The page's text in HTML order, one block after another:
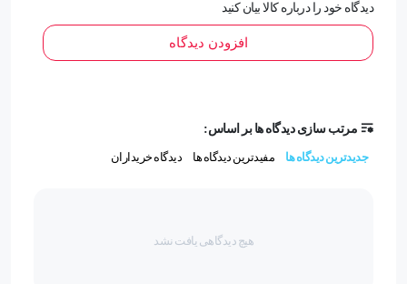
113
مربعی با سطح فرو رفته
صفحه کلید عددی
دیدگاه خود را درباره کالا بیان کنید
افزودن دیدگاه
مرتب سازی دیدگاه ها بر اساس:
جدیدترین دیدگاه ها مفیدترین دیدگاه ها دیدگاه خریداران
هیچ دیدگاهی یافت نشد